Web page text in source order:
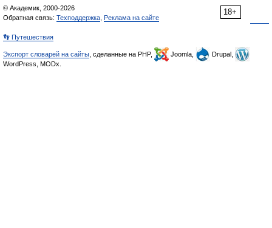
18+
© Академик, 2000-2026
Обратная связь: Техподдержка Реклама на сайте
👣 Путешествия
Экспорт словарей на сайты , сделанные на PHP, Joomla,
Drupal,
WordPress, MODx.